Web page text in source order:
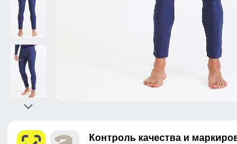
Контроль качества и